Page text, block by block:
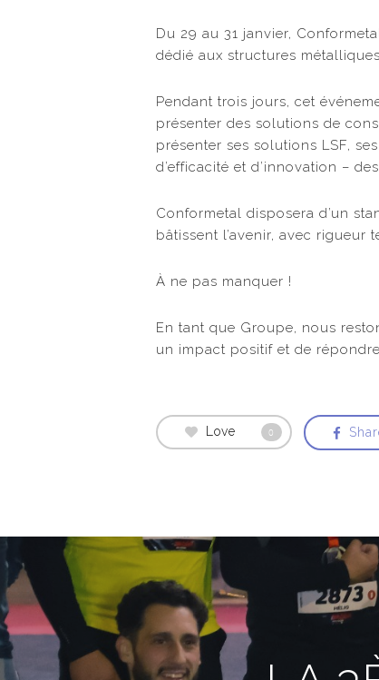
Du 29 au 31 janvier,
dédié aux structures
Pendant trois jours, cet
présenter des solutions de
présenter ses solutions LSF,
d’efficacité et d’innovation –
Conformetal disposera d’un
bâtissent l’avenir, avec rigueur
À ne pas manquer !
En tant que Groupe, nous
un impact positif et de
Love 0